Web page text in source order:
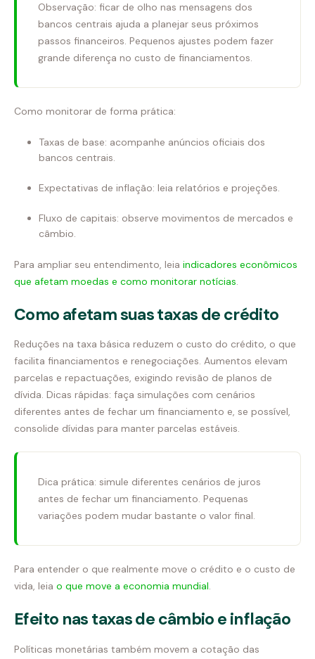
Observação: ficar de olho nas mensagens dos
bancos centrais ajuda a planejar seus próximos
passos financeiros. Pequenos ajustes podem fazer
grande diferença no custo de financiamentos.
Como monitorar de forma prática:
Taxas de base: acompanhe anúncios oficiais dos
bancos centrais.
Expectativas de inflação: leia relatórios e projeções.
Fluxo de capitais: observe movimentos de mercados e
câmbio.
Para ampliar seu entendimento, leia indicadores econômicos
que afetam moedas e como monitorar notícias
Como afetam suas taxas de crédito
Reduções na taxa básica reduzem o custo do crédito, o que
facilita financiamentos e renegociações. Aumentos elevam
parcelas e repactuações, exigindo revisão de planos de
dívida. Dicas rápidas: faça simulações com cenários
diferentes antes de fechar um financiamento e, se possível,
consolide dívidas para manter parcelas estáveis.
Dica prática: simule diferentes cenários de juros
antes de fechar um financiamento. Pequenas
variações podem mudar bastante o valor final.
Para entender o que realmente move o crédito e o custo de
vida, leia o que move a economia mundial.
Efeito nas taxas de câmbio e inflação
Políticas monetárias também movem a cotação das